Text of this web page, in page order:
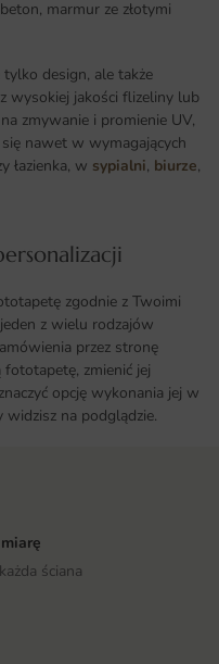
marmur ze złotymi
design, ale także
wysokiej jakości flizeliny lub
zmywanie i promienie UV,
nawet w wymagających
łazienka, w sypialni, biurze,
zgodnie z Twoimi
z wielu rodzajów
przez stronę
zmienić jej
opcję wykonania jej w
na podglądzie.
ściana